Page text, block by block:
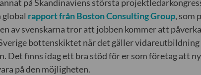
på Skandinaviens största
rapport från Boston Consulting Group, som
av svenskarna tror att jobben kommer att
bottenskiktet när det gäller vidareutbildning
Det finns idag ett bra stöd för er som företag att
på den möjligheten.